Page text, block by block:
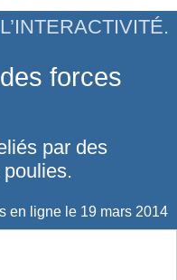
forces
par des
en ligne le 19 mars 2014